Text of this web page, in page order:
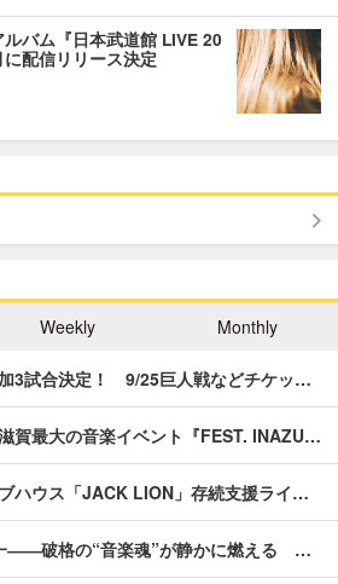
バム『日本武道館 LIVE 20
配信リリース決定
Weekly Monthly
3試合決定！ 9/25巨人戦などチケッ…
賀最大の音楽イベント『FEST. INAZU…
ハウス「JACK LION」存続支援ライ…
――破格の“音楽魂”が静かに燃える …